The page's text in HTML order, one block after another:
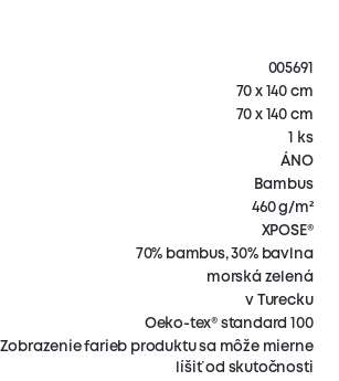
005691
70 x 140 cm
70 x 140 cm
1 ks
ÁNO
Bambus
460 g/m²
XPOSE®
70% bambus, 30% bavlna
morská zelená
v Turecku
Oeko-tex® standard 100
Zobrazenie farieb produktu sa môže mierne
líšiť od skutočnosti